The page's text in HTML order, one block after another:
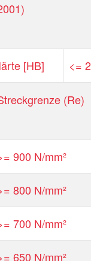
[HB] <=
(Re)
900 N/mm²
800 N/mm²
700 N/mm²
650 N/mm²